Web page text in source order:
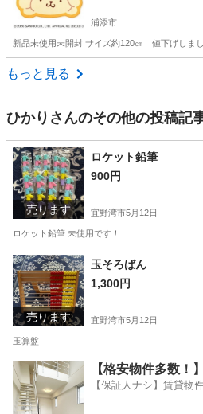
浦添市
新品未使用未開封 サイズ約120㎝ 値下げしまし
沖縄 浦添市
もっと見る
ひかり さんのその他の投稿記
売ります
ロケット鉛筆
900円
宜野湾市5月12日
ロケット鉛筆 未使用です！
沖縄 宜野湾市 その他
売ります
玉そろばん
1,300円
宜野湾市5月12日
玉算盤
沖縄 宜野湾市 その他 そろばん
【格安物件多数！
【保証人ナシ】賃貸物